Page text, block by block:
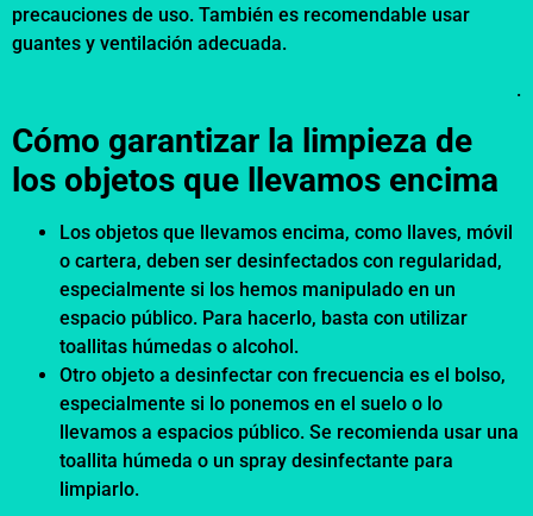
precauciones de uso. También es recomendable usar
guantes y ventilación adecuada.
.
Cómo garantizar la limpieza de
los objetos que llevamos encima
Los objetos que llevamos encima, como llaves, móvil
o cartera, deben ser desinfectados con regularidad,
especialmente si los hemos manipulado en un
espacio público. Para hacerlo, basta con utilizar
toallitas húmedas o alcohol.
Otro objeto a desinfectar con frecuencia es el bolso,
especialmente si lo ponemos en el suelo o lo
llevamos a espacios público. Se recomienda usar una
toallita húmeda o un spray desinfectante para
limpiarlo.